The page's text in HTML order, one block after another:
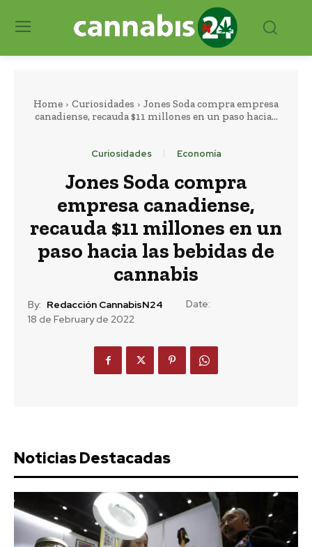
Home Curiosidades
Jones Soda compra empresa
canadiense, recauda $11 millones en un paso hacia...
Curiosidades Economía
Jones Soda compra
empresa canadiense,
recauda $11 millones en un
paso hacia las bebidas de
cannabis
By: Redacción CannabisN24
Date:
18 de February de 2022
Noticias Destacadas